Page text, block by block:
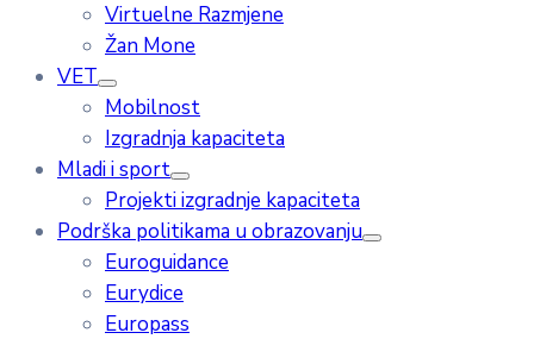
Virtuelne Razmjene
Žan Mone
VET
Mobilnost
Izgradnja kapaciteta
Mladi i sport
Projekti izgradnje kapaciteta
Podrška politikama u obrazovanju
Euroguidance
Eurydice
Europass